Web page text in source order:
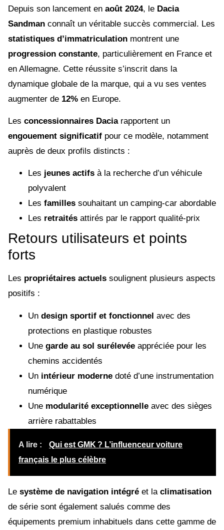
Depuis son lancement en août 2024, le Dacia
Sandman connaît un véritable succès commercial. Les
statistiques d’immatriculation montrent une
progression constante, particulièrement en France et
en Allemagne. Cette réussite s’inscrit dans la
dynamique globale de la marque, qui a vu ses ventes
augmenter de 12% en Europe.
Les concessionnaires Daciarapportent un
engouement significatif pour ce modèle, notamment
auprès de deux profils distincts :
Les jeunes actifs à la recherche d’un véhicule
polyvalent
Les familles souhaitant un camping-car abordable
Les retraités attirés par le rapport qualité-prix
Retours utilisateurs et points
forts
Les propriétaires actuels soulignent plusieurs aspects
positifs :
Un design sportif et fonctionnel avec des
protections en plastique robustes
Une garde au sol surélevée appréciée pour les
chemins accidentés
Un intérieur moderne doté d’une instrumentation
numérique
Une modularité exceptionnelle avec des sièges
arrière rabattables
A lire :
Qui est GMK ? L’influenceur voiture
français le plus célèbre
Le système de navigation intégré et la climatisation
de série sont également salués comme des
équipements premium inhabituels dans cette gamme de